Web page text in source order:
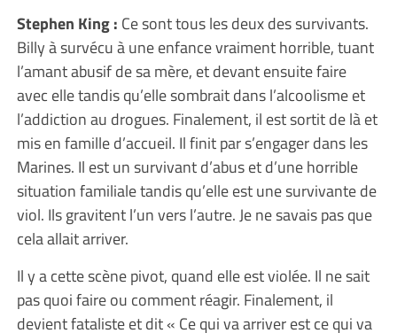
Stephen King : Ce sont tous les deux des survivants.
Billy à survécu à une enfance vraiment horrible, tuant
l’amant abusif de sa mère, et devant ensuite faire
avec elle tandis qu’elle sombrait dans l’alcoolisme et
l’addiction au drogues. Finalement, il est sortit de là et
mis en famille d’accueil. Il finit par s’engager dans les
Marines. Il est un survivant d’abus et d’une horrible
situation familiale tandis qu’elle est une survivante de
viol. Ils gravitent l’un vers l’autre. Je ne savais pas que
cela allait arriver.
Il y a cette scène pivot, quand elle est violée. Il ne sait
pas quoi faire ou comment réagir. Finalement, il
devient fataliste et dit « Ce qui va arriver est ce qui va